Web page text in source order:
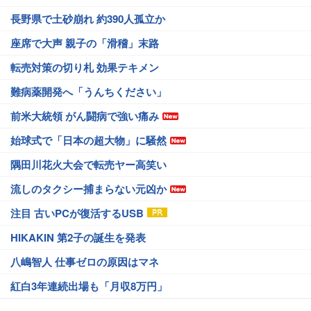
長野県で土砂崩れ 約390人孤立か
座席で大声 親子の「滑稽」末路
転売対策の切り札 効果テキメン
難病薬開発へ「うんちください」
前米大統領 がん闘病で強い痛み
始球式で「日本の超大物」に騒然
隅田川花火大会で転売ヤー高笑い
流しのタクシー捕まらない元凶か
注目 古いPCが復活するUSB
HIKAKIN 第2子の誕生を発表
八嶋智人 仕事ゼロの原因はマネ
紅白3年連続出場も「月収8万円」